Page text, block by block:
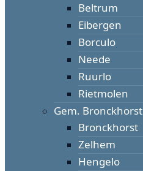
Beltrum
Eibergen
Borculo
Neede
Ruurlo
Rietmolen
Gem. Bronckhorst
Bronckhorst
Zelhem
Hengelo